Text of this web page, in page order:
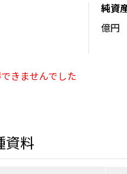
純資
億円
きませんでした
資料